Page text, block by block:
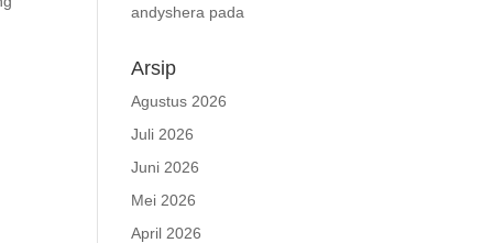
andyshera pada
Arsip
Agustus 2026
Juli 2026
Juni 2026
Mei 2026
April 2026